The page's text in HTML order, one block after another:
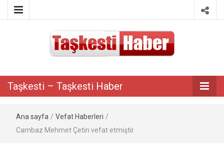
Taşkesti –
Taşkesti
Taşkesti – Taşkesti Haber
Ana sayfa / Vefat Haberleri /
Cambaz Mehmet Çetin vefat etmiştir